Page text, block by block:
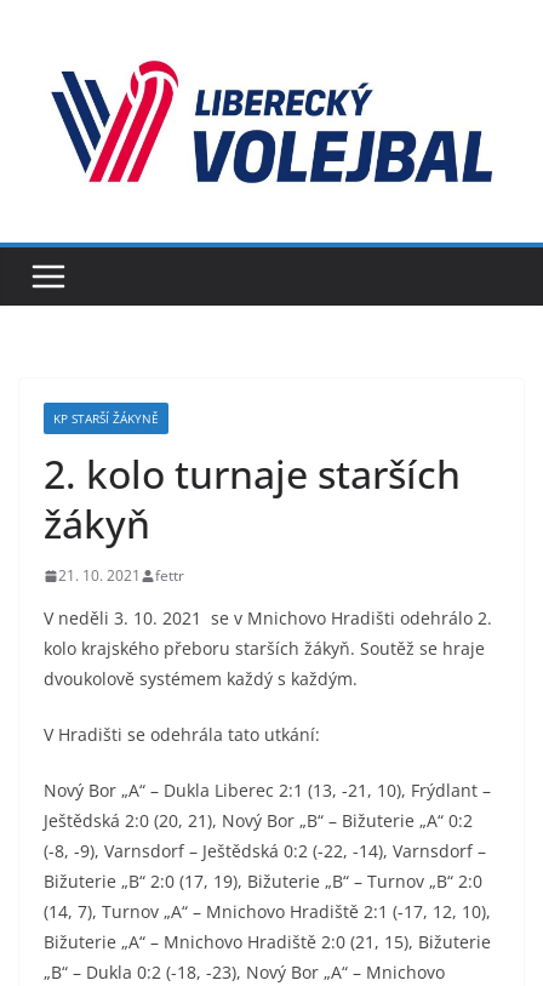
KP STARŠÍ ŽÁKYNĚ
2. kolo turnaje starších
žákyň
21. 10. 2021 fettr
V neděli 3. 10. 2021 se v Mnichovo Hradišti odehrálo 2.
kolo krajského přeboru starších žákyň. Soutěž se hraje
dvoukolově systémem každý s každým.
V Hradišti se odehrála tato utkání:
Nový Bor „A“ – Dukla Liberec 2:1 (13, -21, 10), Frýdlant –
Ještědská 2:0 (20, 21), Nový Bor „B“ – Bižuterie „A“ 0:2
(-8, -9), Varnsdorf – Ještědská 0:2 (-22, -14), Varnsdorf –
Bižuterie „B“ 2:0 (17, 19), Bižuterie „B“ – Turnov „B“ 2:0
(14, 7), Turnov „A“ – Mnichovo Hradiště 2:1 (-17, 12, 10),
Bižuterie „A“ – Mnichovo Hradiště 2:0 (21, 15), Bižuterie
„B“ – Dukla 0:2 (-18, -23), Nový Bor „A“ – Mnichovo